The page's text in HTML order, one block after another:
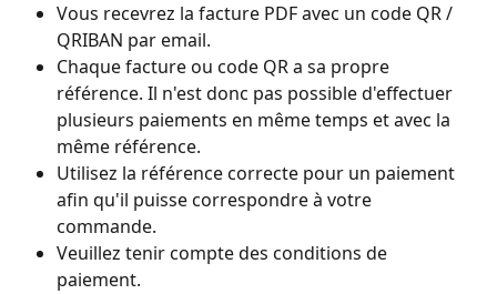
Vous recevrez la facture PDF avec un code QR /
QRIBAN par email.
Chaque facture ou code QR a sa propre
référence. Il n'est donc pas possible d'effectuer
plusieurs paiements en même temps et avec la
même référence.
Utilisez la référence correcte pour un paiement
afin qu'il puisse correspondre à votre
commande.
Veuillez tenir compte des conditions de
paiement.